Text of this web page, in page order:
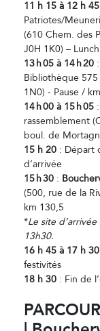
11 h 15 à 12 h 45
Patriotes/
(610 Chem. des
J0H 1K0) –
13h05 à 14h20 :
Bibliothèque
1N0) - Pause /
14h00 à 15h05 :
rassemblement
boul. de
15 h 20 : Départ
d’arrivée
15h30 :
(500, rue de la
km 130,5
*Le site
13h30.
16 h 45 à 17 h 30
festivités
18 h 30 : Fin de